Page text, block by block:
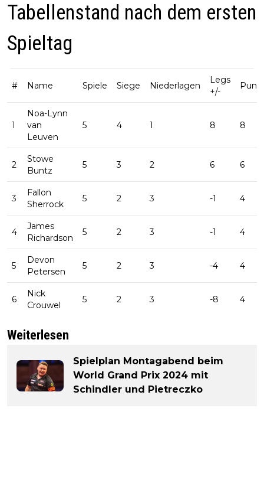
Tabellenstand nach dem ersten
Spieltag
# Name Spiele Siege Niederlagen
Legs
+/-
1
Noa-Lynn
van
Leuven
5 4 1 8 8
2
Stowe
Buntz
5 3 2 6 6
3
Fallon
Sherrock
5 2 3 -1 4
4
James
Richardson
5 2 3 -1 4
5
Devon
Petersen
5 2 3 -4 4
6
Nick
Crouwel
5 2 3 -8 4
Weiterlesen
Spielplan Montagabend beim
World Grand Prix 2024 mit
Schindler und Pietreczko